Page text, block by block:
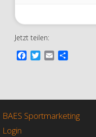
Jetzt teilen:
o
k
r
BAES Sportmarketing
Login